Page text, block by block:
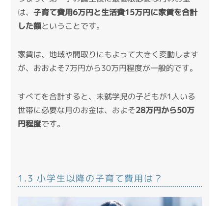
は、子育て費用6万円と生活費15万円に家賃を合計
した額ということです。
家賃は、地域や間取りにもよって大きく変動します
が、おおよそ7万円から30万円程度が一般的です。
すべてを合計すると、未就学児の子どもが1人いる
世帯に必要な月のお金は、およそ28万円から50万
円程度です。
1.3 小学生以降の子育て費用は？